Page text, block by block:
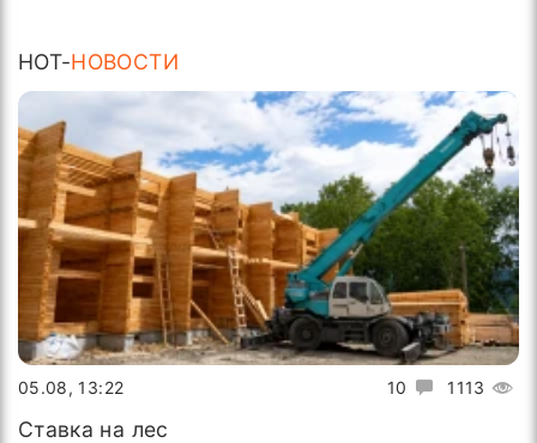
HOT-НОВОСТИ
10 1113
05.08, 13:22
Ставка на лес